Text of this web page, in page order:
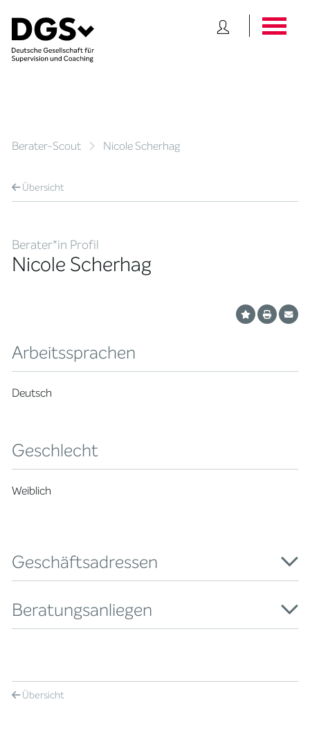
Berater-Scout Nicole Scherhag
Übersicht
Berater*in Profil
Nicole Scherhag
Arbeitssprachen
Deutsch
Geschlecht
Weiblich
Geschäftsadressen
Beratungsanliegen
Übersicht